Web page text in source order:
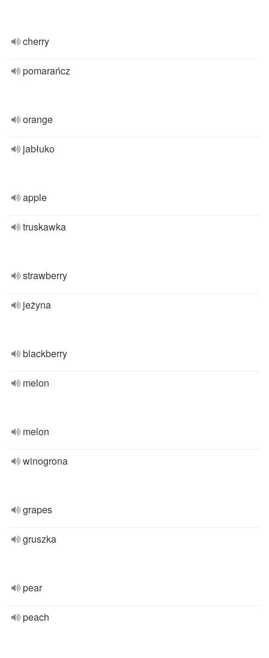
cherry
pomarańcz
orange
jabłuko
apple
truskawka
strawberry
jeżyna
blackberry
melon
melon
winogrona
grapes
gruszka
pear
peach